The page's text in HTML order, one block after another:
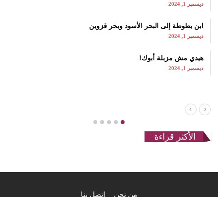
ديسمبر 1, 2024
ابن بطوطة إلى البحر الأسود وبحر قزوين
ديسمبر 1, 2024
هيدي مش مزبلة أبوك!
ديسمبر 1, 2024
الأكثر قراءة
من نحن اتصل بنا